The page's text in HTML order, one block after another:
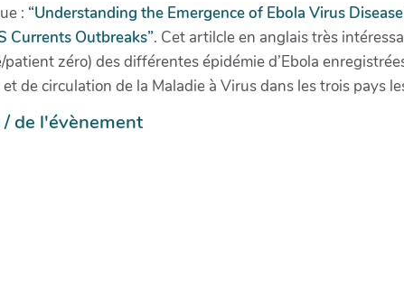
: “Understanding the Emergence of Ebola Virus
Currents Outbreaks”. Cet artilcle en anglais très
patient zéro) des différentes épidémie d’Ebola
de circulation de la Maladie à Virus dans les trois pays
de l'évènement